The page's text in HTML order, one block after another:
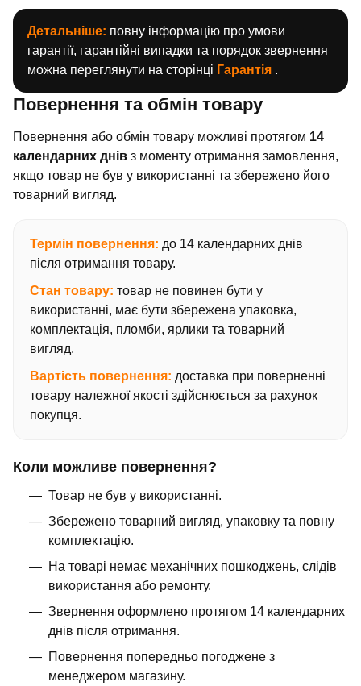
Детальніше: повну інформацію про умови
гарантії, гарантійні випадки та порядок звернення
можна переглянути на сторінці Гарантія .
Повернення та обмін товару
Повернення або обмін товару можливі протягом 14
календарних днів з моменту отримання замовлення,
якщо товар не був у використанні та збережено його
товарний вигляд.
Термін повернення: до 14 календарних днів
після отримання товару.
Стан товару: товар не повинен бути у
використанні, має бути збережена упаковка,
комплектація, пломби, ярлики та товарний
вигляд.
Вартість повернення: доставка при поверненні
товару належної якості здійснюється за рахунок
покупця.
Коли можливе повернення?
Товар не був у використанні.
Збережено товарний вигляд, упаковку та повну
комплектацію.
На товарі немає механічних пошкоджень, слідів
використання або ремонту.
Звернення оформлено протягом 14 календарних
днів після отримання.
Повернення попередньо погоджене з
менеджером магазину.